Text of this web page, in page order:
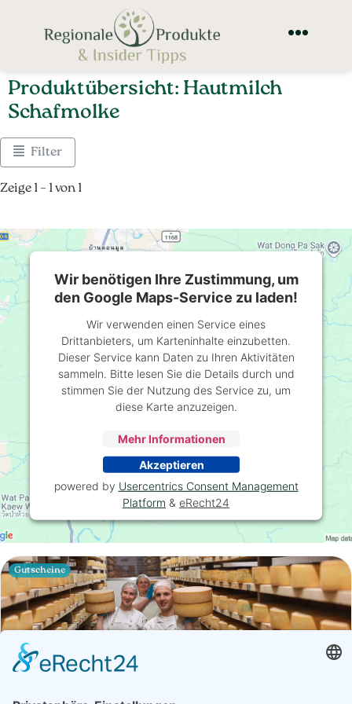
Produktübersicht: Hautmilch
Schafmolke
Filter
Zeige 1 – 1 von 1
Gutscheine
Wir benötigen Ihre Zustimmung, um
den Google Maps-Service zu laden!
Wir verwenden einen Service eines
Drittanbieters, um Karteninhalte einzubetten.
Dieser Service kann Daten zu Ihren Aktivitäten
sammeln. Bitte lesen Sie die Details durch und
stimmen Sie der Nutzung des Service zu, um
diese Karte anzuzeigen.
Mehr Informationen
Akzeptieren
powered by Usercentrics Consent Management
Platform & eRecht24